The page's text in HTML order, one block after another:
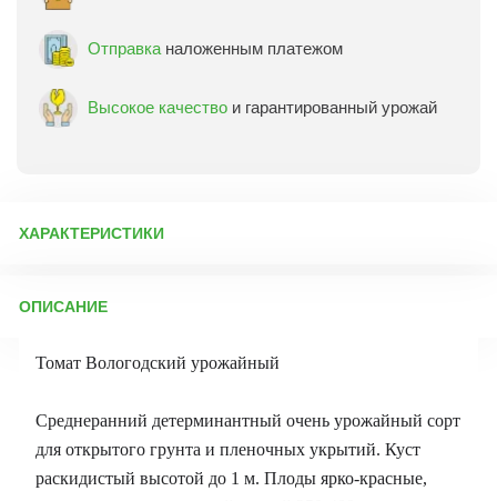
Отправка наложенным платежом
Высокое качество и гарантированный урожай
ХАРАКТЕРИСТИКИ
Бренд товара:
ОПИСАНИЕ
Томат Вологодский урожайный
Среднеранний детерминантный очень урожайный сорт
для открытого грунта и пленочных укрытий. Куст
раскидистый высотой до 1 м. Плоды ярко-красные,